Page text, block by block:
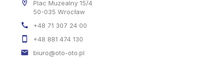
Plac Muzealny 15/4
50-035 Wrocław
+48 71 307 24 00
+48 881 474 130
biuro@oto-oto.pl